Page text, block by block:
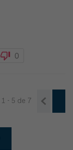
0
1 - 5 de 7